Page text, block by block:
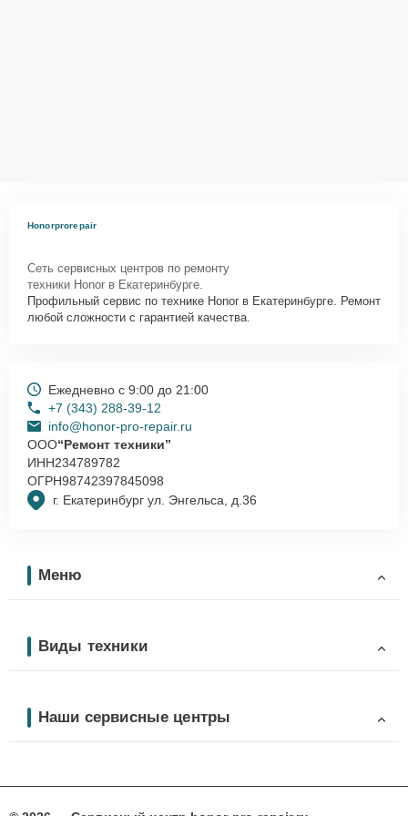
Honorprorepair
Сеть сервисных центров по ремонту
техники Honor в Екатеринбурге.
Профильный сервис по технике Honor в Екатеринбурге. Ремонт
любой сложности с гарантией качества.
г. Екатеринбург ул. Энгельса, д.36
Ежедневно с 9:00 до 21:00
+7 (343) 288-39-12
info@honor-pro-repair.ru
ООО“Ремонт техники”
ИНН234789782
ОГРН98742397845098
Меню
Виды техники
Наши сервисные центры